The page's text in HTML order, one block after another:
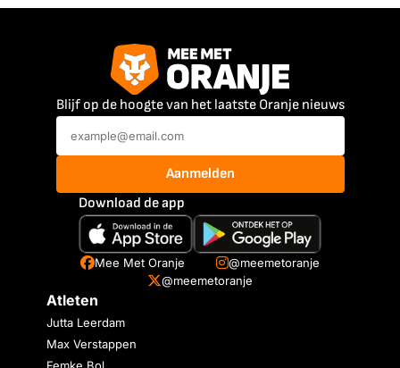
Blijf op de hoogte van het laatste Oranje nieuws
Aanmelden
Download de app
Mee Met Oranje
@meemetoranje
@meemetoranje
Atleten
Jutta Leerdam
Max Verstappen